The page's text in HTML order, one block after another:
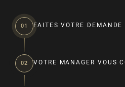
01 FAITES VOTRE DEMANDE
02 VOTRE MANAGER VOUS